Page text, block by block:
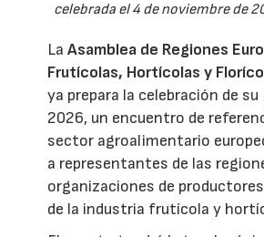
celebrada el 4 de noviembre de
LaAsamblea de Regiones
Frutícolas, Hortícolas y
ya prepara la celebración de su
2026, un encuentro de
sector agroalimentario
a representantes de las
organizaciones de
de la industria frutícola y